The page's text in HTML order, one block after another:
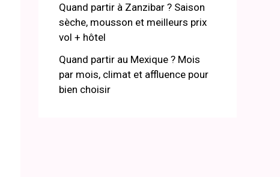
Quand partir à Zanzibar ? Saison
sèche, mousson et meilleurs prix
vol + hôtel
Quand partir au Mexique ? Mois
par mois, climat et affluence pour
bien choisir